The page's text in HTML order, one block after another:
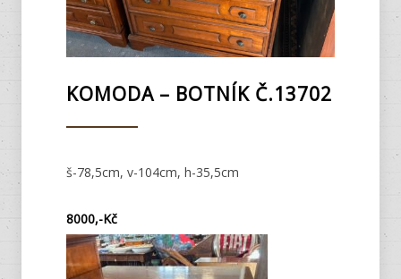
KOMODA – BOTNÍK Č.13702
š-78,5cm, v-104cm, h-35,5cm
8000,-Kč